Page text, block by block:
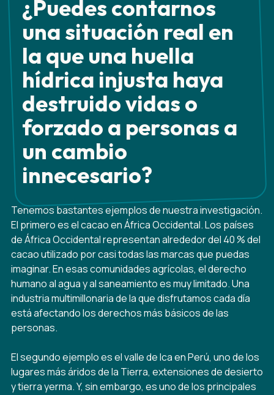
¿Puedes contarnos
una situación real en
la que una huella
hídrica injusta haya
destruido vidas o
forzado a personas a
un cambio
innecesario?
Tenemos bastantes ejemplos de nuestra investigación.
El primero es el cacao en África Occidental. Los países
de África Occidental representan alrededor del 40 % del
cacao utilizado por casi todas las marcas que puedas
imaginar. En esas comunidades agrícolas, el derecho
humano al agua y al saneamiento es muy limitado. Una
industria multimillonaria de la que disfrutamos cada día
está afectando los derechos más básicos de las
personas.
El segundo ejemplo es el valle de Ica en Perú, uno de los
lugares más áridos de la Tierra, extensiones de desierto
y tierra yerma. Y, sin embargo, es uno de los principales